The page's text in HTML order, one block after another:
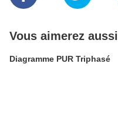
Vous aimerez aussi
Diagramme PUR Triphasé